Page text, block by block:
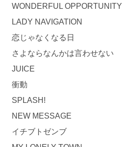
WONDERFUL OPPORTUNITY
LADY NAVIGATION
恋じゃなくなる日
さよならなんかは言わせない
JUICE
衝動
SPLASH!
NEW MESSAGE
イチブトゼンブ